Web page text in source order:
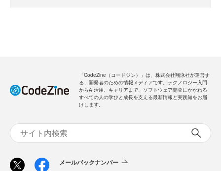
「CodeZine（コードジン）」は、株式会社翔泳社が運営す
る、開発者のための情報メディアです。テクノロジー入門
からAI活用、キャリアまで、ソフトウェア開発にかかわる
すべての人の学びと成長を支える最新情報と実践知をお届
けします。
メールバックナンバー